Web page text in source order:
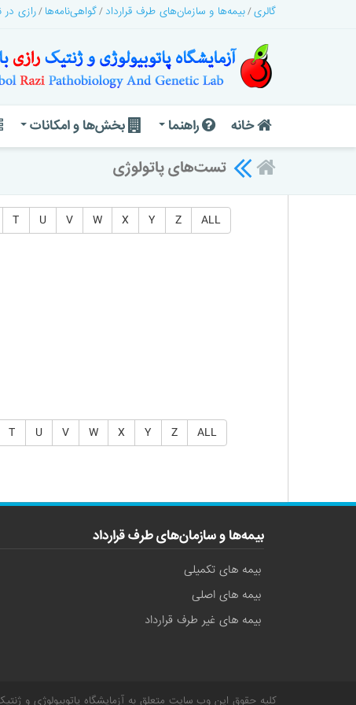
گالری بیمه‌ها و سازمان‌های طرف قرارداد گواهی‌نامه‌ها رازی
خانه راهنما بخش‌ها و امکانات
تست‌های پاتولوژی
T U V W X Y Z ALL
T U V W X Y Z ALL
بیمه‌ها و سازمان‌های طرف قرارداد
بیمه های تکمیلی
بیمه های اصلی
بیمه های غیر طرف قرارداد
کلیه حقوق این وب سایت متعلق به آزمایشگاه پاتوبیولوژی و